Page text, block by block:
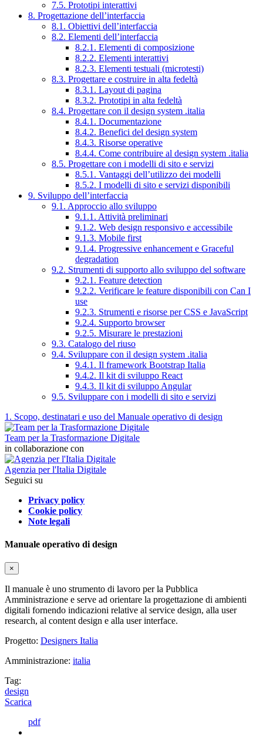
7.5. Prototipi interattivi
8. Progettazione dell’interfaccia
8.1. Obiettivi dell’interfaccia
8.2. Elementi dell’interfaccia
8.2.1. Elementi di composizione
8.2.2. Elementi interattivi
8.2.3. Elementi testuali (microtesti)
8.3. Progettare e costruire in alta fedeltà
8.3.1. Layout di pagina
8.3.2. Prototipi in alta fedeltà
8.4. Progettare con il design system .italia
8.4.1. Documentazione
8.4.2. Benefici del design system
8.4.3. Risorse operative
8.4.4. Come contribuire al design system .italia
8.5. Progettare con i modelli di sito e servizi
8.5.1. Vantaggi dell’utilizzo dei modelli
8.5.2. I modelli di sito e servizi disponibili
9. Sviluppo dell’interfaccia
9.1. Approccio allo sviluppo
9.1.1. Attività preliminari
9.1.2. Web design responsivo e accessibile
9.1.3. Mobile first
9.1.4. Progressive enhancement e Graceful
degradation
9.2. Strumenti di supporto allo sviluppo del software
9.2.1. Feature detection
9.2.2. Verificare le feature disponibili con Can I
use
9.2.3. Strumenti e risorse per CSS e JavaScript
9.2.4. Supporto browser
9.2.5. Misurare le prestazioni
9.3. Catalogo del riuso
9.4. Sviluppare con il design system .italia
9.4.1. Il framework Bootstrap Italia
9.4.2. Il kit di sviluppo React
9.4.3. Il kit di sviluppo Angular
9.5. Sviluppare con i modelli di sito e servizi
1. Scopo, destinatari e uso del Manuale operativo di design
Team per la Trasformazione Digitale
in collaborazione con
Agenzia per l'Italia Digitale
Seguici su
Privacy policy
Cookie policy
Note legali
Manuale operativo di design
×
Il manuale è uno strumento di lavoro per la Pubblica
Amministrazione e serve ad orientare la progettazione di ambienti
digitali fornendo indicazioni relative al service design, alla user
research, al content design e alla user interface.
Progetto: Designers Italia
Amministrazione: italia
Tag:
design
Scarica
pdf